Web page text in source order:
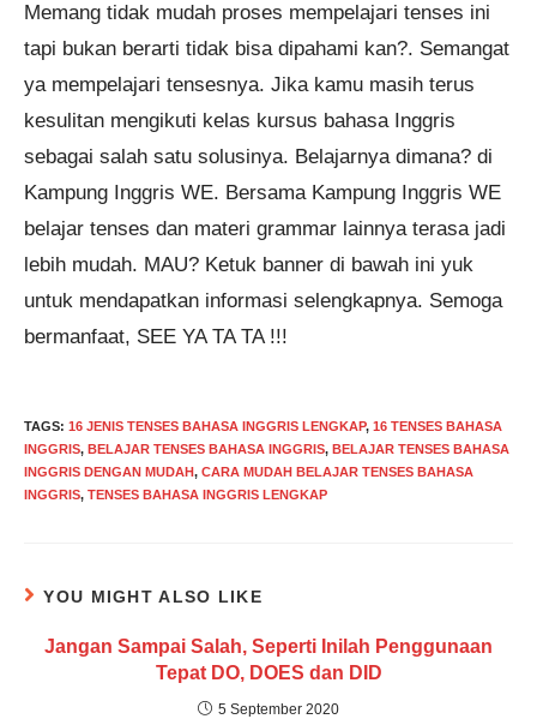
Memang tidak mudah proses mempelajari tenses ini
tapi bukan berarti tidak bisa dipahami kan?. Semangat
ya mempelajari tensesnya. Jika kamu masih terus
kesulitan mengikuti kelas kursus bahasa Inggris
sebagai salah satu solusinya. Belajarnya dimana? di
Kampung Inggris WE. Bersama Kampung Inggris WE
belajar tenses dan materi grammar lainnya terasa jadi
lebih mudah. MAU? Ketuk banner di bawah ini yuk
untuk mendapatkan informasi selengkapnya. Semoga
bermanfaat, SEE YA TA TA !!!
TAGS: 16 JENIS TENSES BAHASA INGGRIS LENGKAP, 16 TENSES BAHASA
INGGRIS, BELAJAR TENSES BAHASA INGGRIS, BELAJAR TENSES BAHASA
INGGRIS DENGAN MUDAH, CARA MUDAH BELAJAR TENSES BAHASA
INGGRIS, TENSES BAHASA INGGRIS LENGKAP
YOU MIGHT ALSO LIKE
Jangan Sampai Salah, Seperti Inilah Penggunaan
Tepat DO, DOES dan DID
5 September 2020